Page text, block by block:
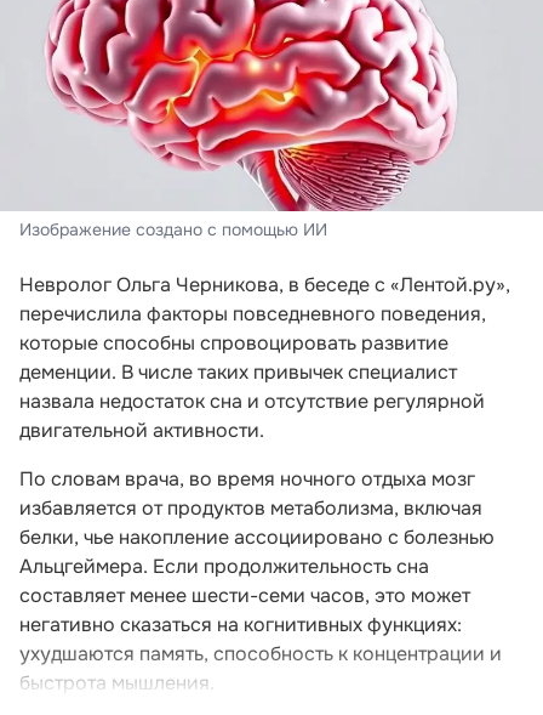
Изображение создано с помощью ИИ
Невролог Ольга Черникова, в беседе с «Лентой.ру»,
перечислила факторы повседневного поведения,
которые способны спровоцировать развитие
деменции. В числе таких привычек специалист
назвала недостаток сна и отсутствие регулярной
двигательной активности.
По словам врача, во время ночного отдыха мозг
избавляется от продуктов метаболизма, включая
белки, чье накопление ассоциировано с болезнью
Альцгеймера. Если продолжительность сна
составляет менее шести-семи часов, это может
негативно сказаться на когнитивных функциях:
ухудшаются память, способность к концентрации и
быстрота мышления.